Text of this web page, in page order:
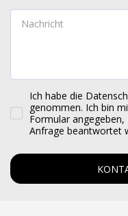
Ich habe die
genommen. Ich bin
Formular
Anfrage beantwortet